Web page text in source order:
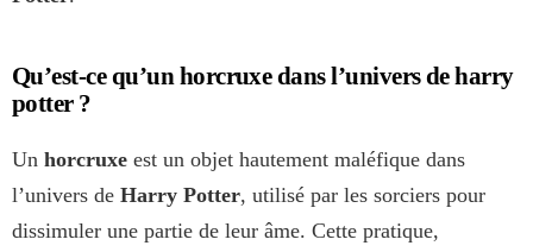
Qu’est-ce qu’un horcruxe dans l’univers de harry
potter ?
Un horcruxe est un objet hautement maléfique dans
l’univers de Harry Potter, utilisé par les sorciers pour
dissimuler une partie de leur âme. Cette pratique,